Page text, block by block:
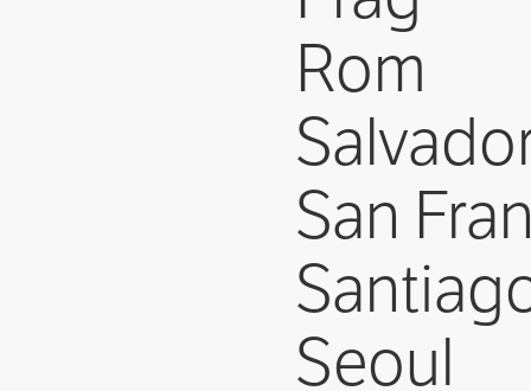
Rom
San
Seoul